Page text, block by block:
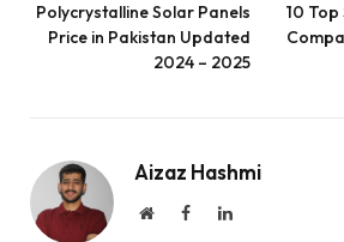
Polycrystalline Solar Panels
Price in Pakistan Updated
2024 – 2025
10
Aizaz Hashmi
WebsiteFacebookLinkedIn